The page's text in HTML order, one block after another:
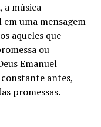
a música
uma mensagem
aqueles que
ou
Emanuel
antes,
promessas.